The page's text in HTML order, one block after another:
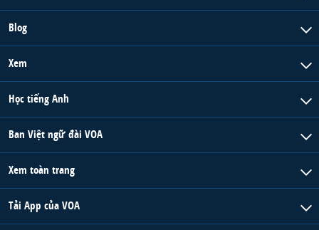
Blog
Xem
Học tiếng Anh
Ban Việt ngữ đài VOA
Xem toàn trang
Tải App của VOA